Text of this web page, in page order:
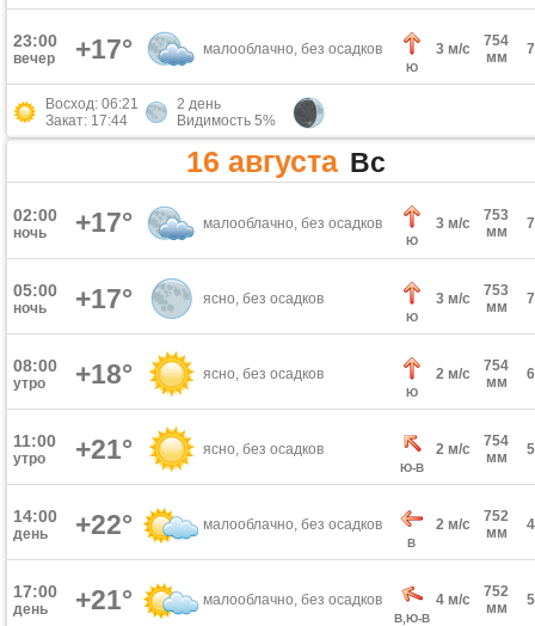
23:00
вечер +17° малооблачно, без осадков
Ю
3 м/с
754
мм
Восход: 06:21
Закат: 17:44
2 день
Видимость 5%
16 августа Вс
02:00
ночь +17° малооблачно, без осадков
Ю
3 м/с
753
мм
05:00
ночь +17° ясно, без осадков
Ю
3 м/с
753
мм
08:00
утро +18° ясно, без осадков
Ю
2 м/с
754
мм
11:00
утро +21° ясно, без осадков
Ю-В
2 м/с
754
мм
14:00
день +22° малооблачно, без осадков
В
2 м/с
752
мм
17:00
день +21° малооблачно, без осадков
В,Ю-В
4 м/с
752
мм